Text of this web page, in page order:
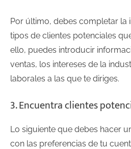
Por último, debes completar la
tipos de clientes potenciales
ello, puedes introducir
ventas, los intereses de la
laborales a las que te diriges.
3. Encuentra clientes
Lo siguiente que debes hacer
con las preferencias de tu